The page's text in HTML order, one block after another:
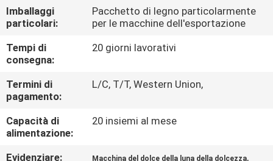
CONTROLLO
DELLA
QUALITÀ
CONTATTACI
Imballaggi
particolari:
Pacchetto di legno particolarmente
per le macchine dell'esportazione
Tempi di
consegna:
20 giorni lavorativi
Termini di
pagamento:
L/C, T/T, Western Union,
Capacità di
alimentazione:
20 insiemi al mese
Evidenziare: Macchina del dolce della luna della dolcezza,